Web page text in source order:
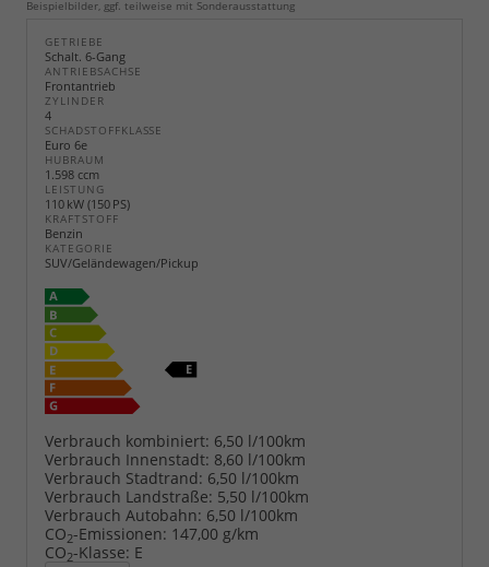
Beispielbilder, ggf. teilweise mit Sonderausstattung
GETRIEBE
Schalt. 6-Gang
ANTRIEBSACHSE
Frontantrieb
ZYLINDER
4
SCHADSTOFFKLASSE
Euro 6e
HUBRAUM
1.598 ccm
LEISTUNG
110 kW (150 PS)
KRAFTSTOFF
Benzin
KATEGORIE
SUV/Geländewagen/Pickup
Verbrauch kombiniert: 6,50 l/100km
Verbrauch Innenstadt: 8,60 l/100km
Verbrauch Stadtrand: 6,50 l/100km
Verbrauch Landstraße: 5,50 l/100km
Verbrauch Autobahn: 6,50 l/100km
CO2-Emissionen: 147,00 g/km
CO2-Klasse: E